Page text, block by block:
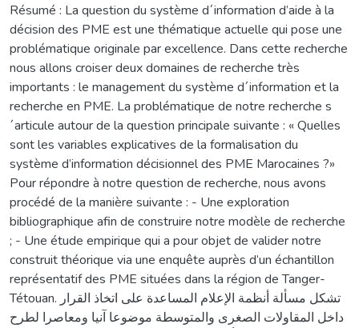
Résumé : La question du système d´information d’aide à la
décision des PME est une thématique actuelle qui pose une
problématique originale par excellence. Dans cette recherche
nous allons croiser deux domaines de recherche très
importants : le management du système d´information et la
recherche en PME. La problématique de notre recherche s
´articule autour de la question principale suivante : « Quelles
sont les variables explicatives de la formalisation du
système d’information décisionnel des PME Marocaines ?»
Pour répondre à notre question de recherche, nous avons
procédé de la manière suivante : - Une exploration
bibliographique afin de construire notre modèle de recherche
; - Une étude empirique qui a pour objet de valider notre
construit théorique via une enquête auprès d’un échantillon
représentatif des PME situées dans la région de Tanger-
Tétouan. تشكل مسألة أنظمة الإعلام المساعدة على اتخاذ القرار
داخل المقاولات الصغرى والمتوسطة موضوعا آنيا ومعاصرا لطرح